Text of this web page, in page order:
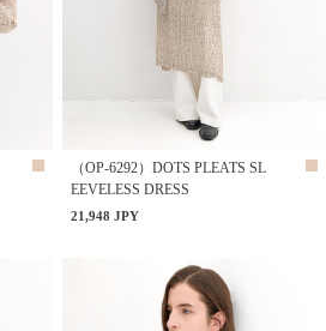
（OP-6292）DOTS PLEATS SL
EEVELESS DRESS
21,948 JPY